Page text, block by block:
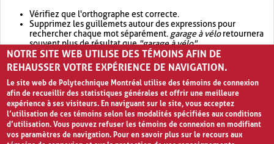
Vérifiez que l'orthographe est correcte.
Supprimez les guillemets autour des expressions pour
rechercher chaque mot séparément. garage à véloretournera
souvent plus de résultat que"garage à vélo".
Envisagez d'élargir votre recherche avec OR.garage OR vélo
retournera souvent plus de résultat quegarage à vélo
NOTRE SITE WEB UTILISE DES TÉMOINS AFIN DE
REHAUSSER VOTRE EXPÉRIENCE DE NAVIGATION.
Le site web de Polytechnique Montréal utilise des témoins de connexion
afin de recueillir des statistiques générales et offrir une meilleure
expérience à ses visiteurs. En naviguant sur le site, vous acceptez
l’utilisation de ces témoins selon les modalités spécifiées aux conditions
d’utilisation. Vous pouvez refuser les témoins de connexion en modifiant
vos paramètres de navigation. Pour en savoir plus sur le recours aux